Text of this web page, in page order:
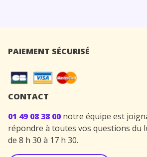
PAIEMENT SÉCURISÉ
CONTACT
01 49 08 38 00 notre équipe est
répondre à toutes vos questions du
de 8 h 30 à 17 h 30.